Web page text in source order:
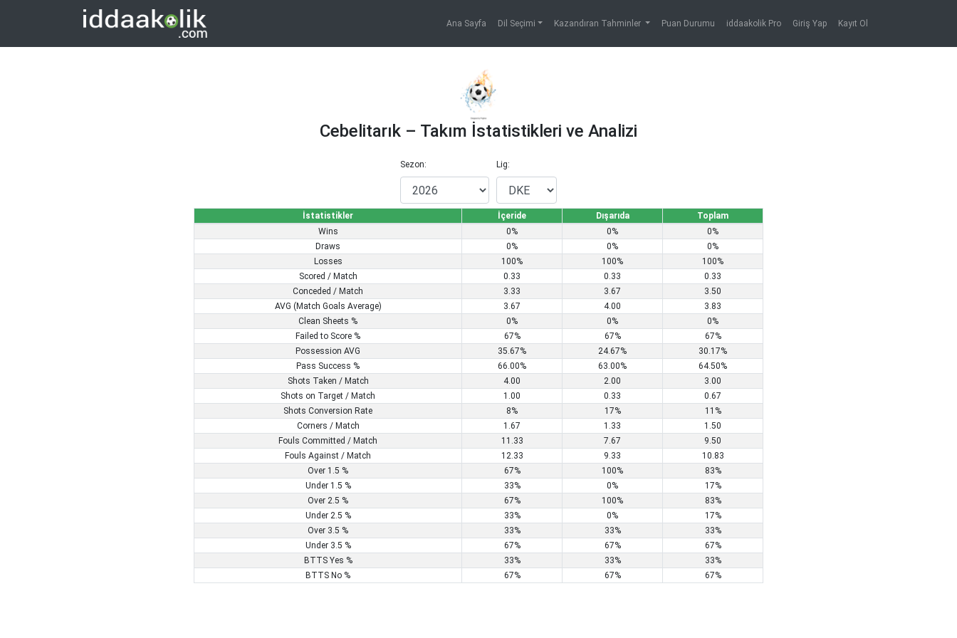
Ana Sayfa Dil Seçimi Kazandıran Tahminler Puan Durumu iddaakolik Pro Giriş Yap Kayıt Ol
Cebelitarık – Takım İstatistikleri ve Analizi
Sezon: Lig:
İstatistikler İçeride Dışarıda
Toplam
Wins
0% 0%
0%
Draws
0% 0%
0%
Losses
100% 100%
100%
Scored / Match
0.33 0.33
0.33
Conceded / Match
3.33 3.67
3.50
AVG (Match Goals Average)
3.67 4.00
3.83
Clean Sheets %
0% 0%
0%
Failed to Score %
67% 67%
67%
Possession AVG
35.67% 24.67%
30.17%
Pass Success %
66.00% 63.00%
64.50%
Shots Taken / Match
4.00 2.00
3.00
Shots on Target / Match
1.00 0.33
0.67
Shots Conversion Rate
8% 17%
11%
Corners / Match
1.67 1.33
1.50
Fouls Committed / Match
11.33 7.67
9.50
Fouls Against / Match
12.33 9.33
10.83
Over 1.5 %
67% 100%
83%
Under 1.5 %
33% 0%
17%
Over 2.5 %
67% 100%
83%
Under 2.5 %
33% 0%
17%
Over 3.5 %
33% 33%
33%
Under 3.5 %
67% 67%
67%
BTTS Yes %
33% 33%
33%
BTTS No %
67% 67% 67%